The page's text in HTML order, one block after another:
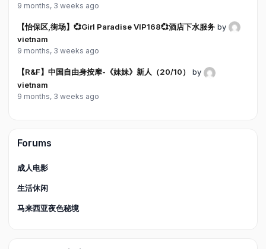
9 months, 3 weeks ago
【怡保区,街场】💞Girl Paradise VIP168💞酒店下水服务 by
vietnam
9 months, 3 weeks ago
【R&F】中国自由身按摩-《妹妹》新人（20/10）
by
vietnam
9 months, 3 weeks ago
Forums
成人电影
生活休闲
马来西亚夜色秘境